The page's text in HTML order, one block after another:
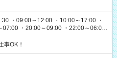
・09:00～12:00 ・10:00～17:00 ・
07:00 ・20:00～09:00 ・22:00～06:00
事OK！